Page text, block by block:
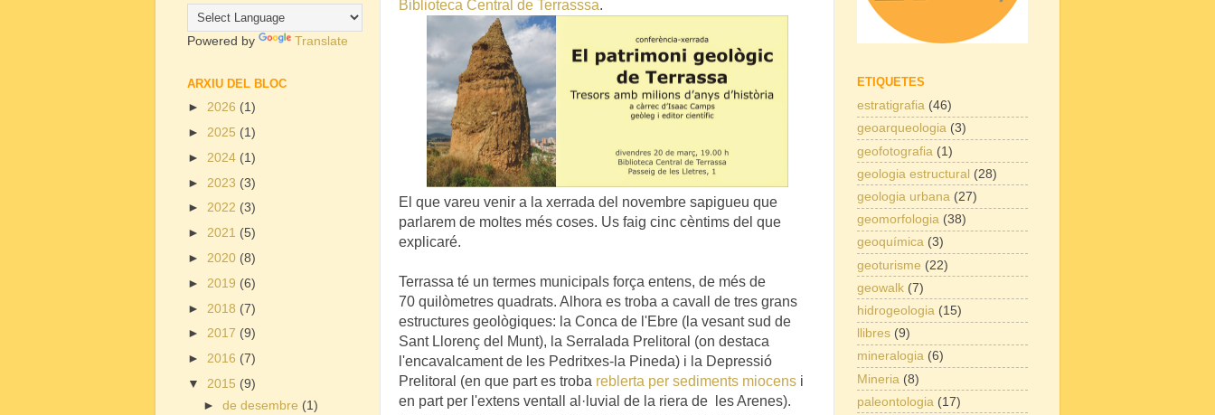
Biblioteca Central de Terrasssa.
El que vareu venir a la xerrada del novembre sapigueu que
parlarem de moltes més coses. Us faig cinc cèntims del que
explicaré.
Terrassa té un termes municipals força entens, de més de
70 quilòmetres quadrats. A lhora es troba a cavall de tres grans
estructures geològiques: la Conca de l'Ebre (la vesant sud de
Sant Llorenç del Munt), la Serralada Prelitoral (on destaca
l'encavalcament de les Pedritxes-la Pineda) i la Depressió
Prelitoral (en que part es troba reblerta per sediments miocens i
en part per l'extens ventall al·luvial de la riera de les Arenes).
Powered by Translate
ARXIU DEL BLOC
► 2026 (1)
► 2025 (1)
► 2024 (1)
► 2023 (3)
► 2022 (3)
► 2021 (5)
► 2020 (8)
► 2019 (6)
► 2018 (7)
► 2017 (9)
► 2016 (7)
▼ 2015 (9)
►de desembre (1)
ETIQUETES
estratigrafia (46)
geoarqueologia (3)
geofotografia (1)
geologia estructural (28)
geologia urbana (27)
geomorfologia (38)
geoquímica (3)
geoturisme (22)
geowalk (7)
hidrogeologia (15)
llibres (9)
mineralogia (6)
Mineria (8)
paleontologia (17)